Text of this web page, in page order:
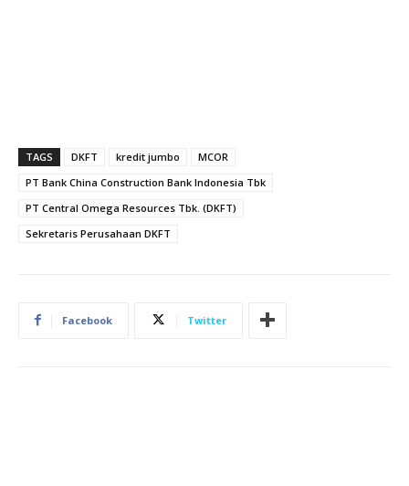
TAGS DKFT kredit jumbo
MCOR
PT Bank China Construction Bank Indonesia Tbk
PT Central Omega Resources Tbk. (DKFT)
Sekretaris Perusahaan DKFT
Facebook Twitter